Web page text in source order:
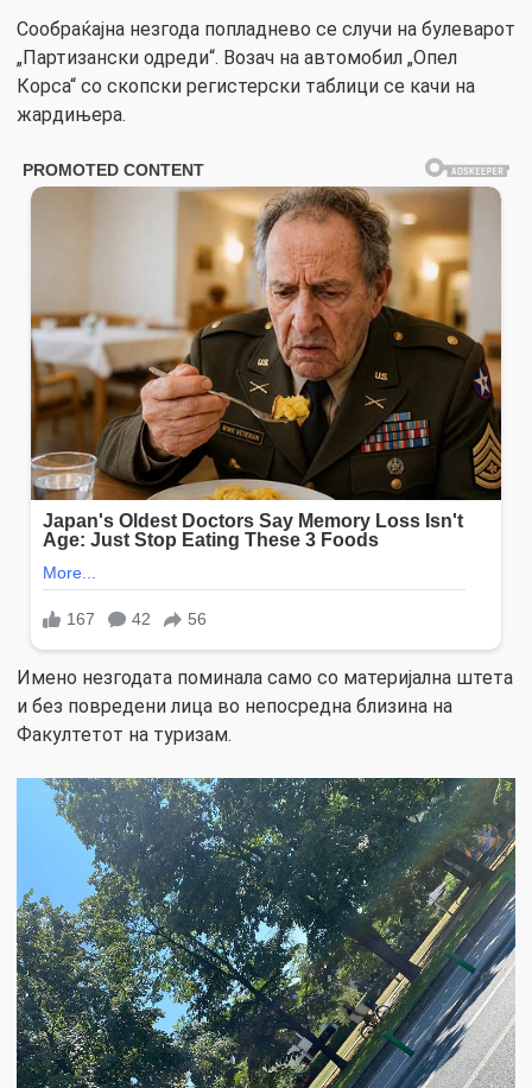
Сообраќајна незгода попладнево се случи на булеварот
„Партизански одреди“. Возач на автомобил „Опел
Корса“ со скопски регистерски таблици се качи на
жардињера.
Имено незгодата поминала само со материјална штета
и без повредени лица во непосредна близина на
Факултетот на туризам.